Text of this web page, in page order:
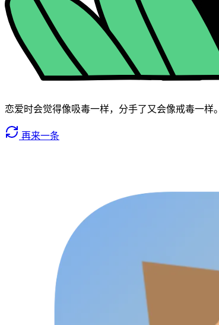
恋爱时会觉得像吸毒一样，分手了又会像戒毒一样。
再来一条